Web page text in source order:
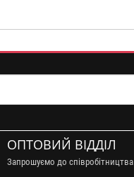
ОПТОВИЙ ВІДДІЛ
Запрошуємо до співробітництва